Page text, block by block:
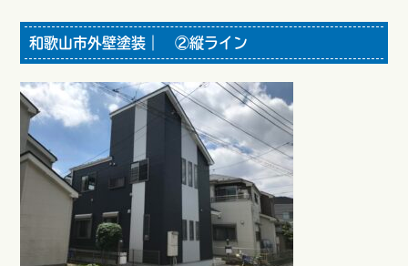
和歌山市外壁塗装｜ ②縦ライン